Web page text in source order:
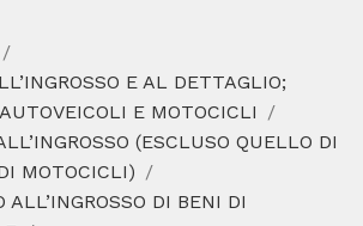
2025
COSA SERVE
E AL DETTAGLIO;
E MOTOCICLI
(ESCLUSO QUELLO DI
MOTOCICLI)
DI BENI DI